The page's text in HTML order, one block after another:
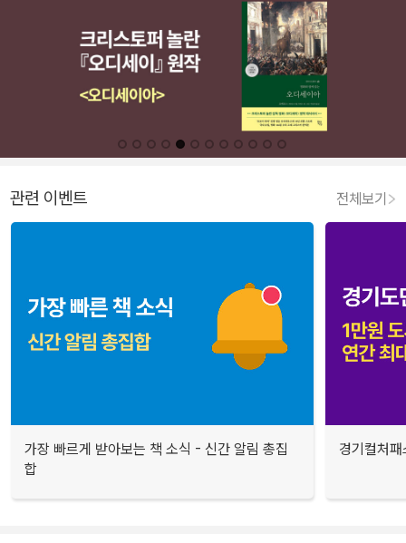
관련 이벤트 전체보기
가장 빠르게 받아보는 책 소식 - 신간 알림 총집
합
경기컬처